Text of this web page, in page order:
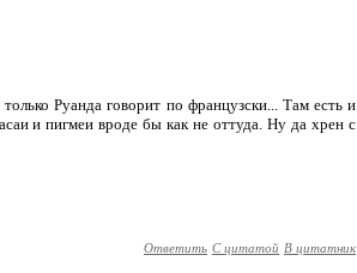
Руанда говорит по французски... Там есть и
и пигмеи вроде бы как не оттуда. Ну да хрен с
Ответить С цитатой В цитатник